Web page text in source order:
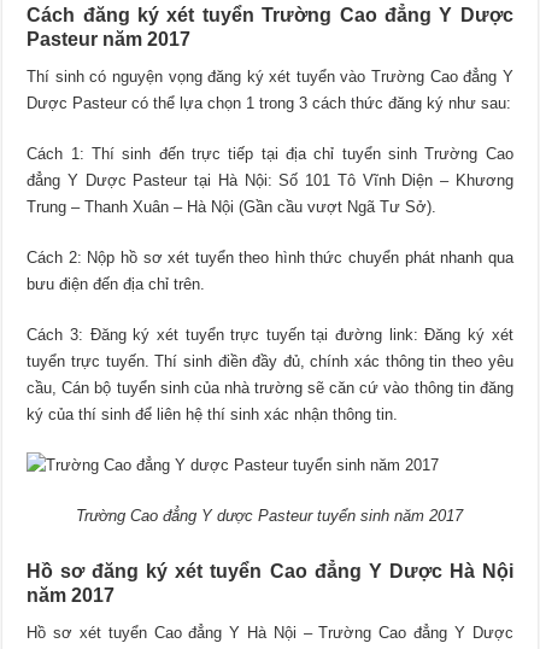
Cách đăng ký xét tuyển Trường Cao đẳng Y Dược
Pasteur năm 2017
Thí sinh có nguyện vọng đăng ký xét tuyển vào Trường Cao đẳng Y
Dược Pasteur có thể lựa chọn 1 trong 3 cách thức đăng ký như sau:
Cách 1: Thí sinh đến trực tiếp tại địa chỉ tuyển sinh Trường Cao
đẳng Y Dược Pasteur tại Hà Nội: Số 101 Tô Vĩnh Diện – Khương
Trung – Thanh Xuân – Hà Nội (Gần cầu vượt Ngã Tư Sở).
Cách 2: Nộp hồ sơ xét tuyển theo hình thức chuyển phát nhanh qua
bưu điện đến địa chỉ trên.
Cách 3: Đăng ký xét tuyển trực tuyến tại đường link: Đăng ký xét
tuyển trực tuyến. Thí sinh điền đầy đủ, chính xác thông tin theo yêu
cầu, Cán bộ tuyển sinh của nhà trường sẽ căn cứ vào thông tin đăng
ký của thí sinh để liên hệ thí sinh xác nhận thông tin.
Trường Cao đẳng Y dược Pasteur tuyển sinh năm 2017
Hồ sơ đăng ký xét tuyển Cao đẳng Y Dược Hà Nội
năm 2017
Hồ sơ xét tuyển Cao đẳng Y Hà Nội – Trường Cao đẳng Y Dược